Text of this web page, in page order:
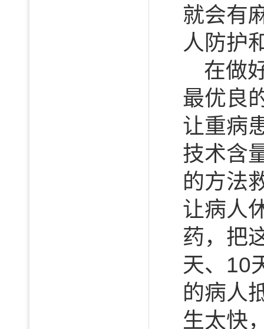
就会有
人防护
在做
最优良
让重病
技术含
的方法
让病人
药，把
天、10
的病人
生太快